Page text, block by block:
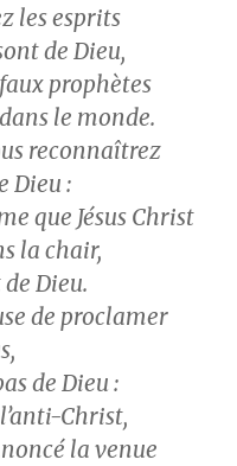
les esprits
de Dieu,
prophètes
le monde.
reconnaîtrez
Dieu :
que Jésus Christ
la chair,
Dieu.
de proclamer
de Dieu :
l’anti-Christ,
la venue